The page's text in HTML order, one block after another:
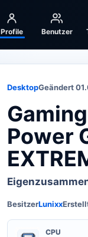
Profile Benutzer
DesktopGeändert
Power
BesitzerLunixx
CPU